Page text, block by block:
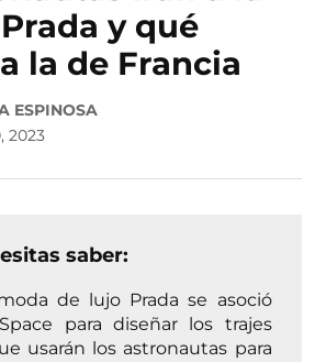
y qué
la de Francia
ESPINOSA
2023
saber:
de lujo Prada se asoció
para diseñar los trajes
usarán los astronautas para